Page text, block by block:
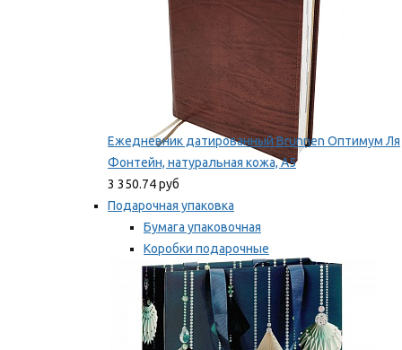
Ежедневник датированный Brunnen Оптимум Ля
Фонтейн, натуральная кожа, А5
3 350.74 руб
Подарочная упаковка
Бумага упаковочная
Коробки подарочные
Ленты, бобины
Мы рекомендуем